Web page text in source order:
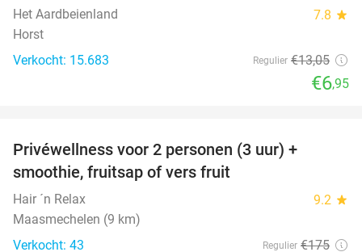
Het Aardbeienland 7.8 star
Horst
Verkocht: 15.683
Regulier €13,05
€6,95
Privéwellness voor 2 personen (3 uur) +
smoothie, fruitsap of vers fruit
Hair ´n Relax 9.2 star
Maasmechelen (9 km)
Verkocht: 43
Regulier €175